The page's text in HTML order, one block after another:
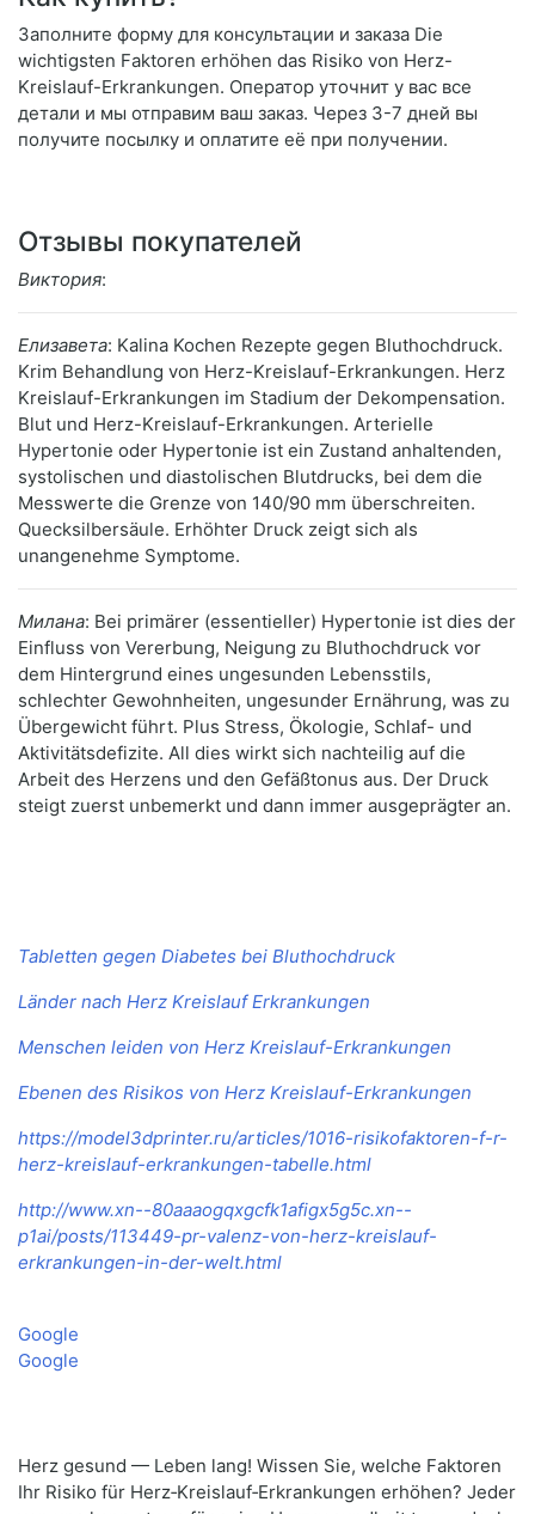
Заполните форму для консультации и заказа Die
wichtigsten Faktoren erhöhen das Risiko von Herz-
Kreislauf-Erkrankungen. Оператор уточнит у вас все
детали и мы отправим ваш заказ. Через 3-7 дней вы
получите посылку и оплатите её при получении.
Отзывы покупателей
Виктория:
Елизавета: Kalina Kochen Rezepte gegen Bluthochdruck.
Krim Behandlung von Herz-Kreislauf-Erkrankungen. Herz
Kreislauf-Erkrankungen im Stadium der Dekompensation.
Blut und Herz-Kreislauf-Erkrankungen. Arterielle
Hypertonie oder Hypertonie ist ein Zustand anhaltenden,
systolischen und diastolischen Blutdrucks, bei dem die
Messwerte die Grenze von 140/90 mm überschreiten.
Quecksilbersäule. Erhöhter Druck zeigt sich als
unangenehme Symptome.
Милана: Bei primärer (essentieller) Hypertonie ist dies der
Einfluss von Vererbung, Neigung zu Bluthochdruck vor
dem Hintergrund eines ungesunden Lebensstils,
schlechter Gewohnheiten, ungesunder Ernährung, was zu
Übergewicht führt. Plus Stress, Ökologie, Schlaf- und
Aktivitätsdefizite. All dies wirkt sich nachteilig auf die
Arbeit des Herzens und den Gefäßtonus aus. Der Druck
steigt zuerst unbemerkt und dann immer ausgeprägter an.
Tabletten gegen Diabetes bei Bluthochdruck
Länder nach Herz Kreislauf Erkrankungen
Menschen leiden von Herz Kreislauf-Erkrankungen
Ebenen des Risikos von Herz Kreislauf-Erkrankungen
https://model3dprinter.ru/articles/1016-risikofaktoren-f-r-
herz-kreislauf-erkrankungen-tabelle.html
http://www.xn--80aaaogqxgcfk1afigx5g5c.xn--
p1ai/posts/113449-pr-valenz-von-herz-kreislauf-
erkrankungen-in-der-welt.html
Google
Google
Herz gesund — Leben lang! Wissen Sie, welche Faktoren
Ihr Risiko für Herz‑Kreislauf‑Erkrankungen erhöhen? Jeder